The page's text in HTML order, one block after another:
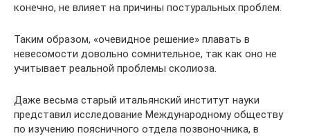
конечно, не влияет на причины постуральных проблем.
Таким образом, «очевидное решение» плавать в
невесомости довольно сомнительное, так как оно не
учитывает реальной проблемы сколиоза.
Даже весьма старый итальянский институт науки
представил исследование Международному обществу
по изучению поясничного отдела позвоночника, в